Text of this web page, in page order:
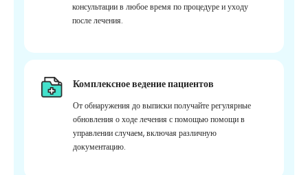
консультации в любое время по процедуре и уходу
после лечения.
Комплексное ведение пациентов
От обнаружения до выписки получайте регулярные
обновления о ходе лечения с помощью помощи в
управлении случаем, включая различную
документацию.